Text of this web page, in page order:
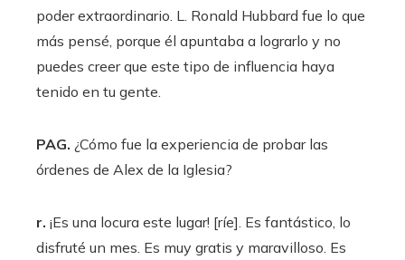
poder extraordinario. L. Ronald Hubbard fue lo que
más pensé, porque él apuntaba a lograrlo y no
puedes creer que este tipo de influencia haya
tenido en tu gente.
PAG. ¿Cómo fue la experiencia de probar las
órdenes de Alex de la Iglesia?
r. ¡Es una locura este lugar! [ríe]. Es fantástico, lo
disfruté un mes. Es muy gratis y maravilloso. Es